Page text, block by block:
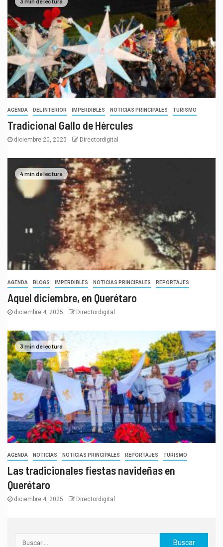
AGENDA DEL INTERIOR IMPERDIBLES NOTICIAS PRINCIPALES TURISMO
Tradicional Gallo de Hércules
diciembre 20, 2025 Directordigital
4 min de lectura
AGENDA BLOGS IMPERDIBLES NOTICIAS PRINCIPALES REPORTAJES
Aquel diciembre, en Querétaro
diciembre 4, 2025 Directordigital
3 min de lectura
AGENDA NOTICIAS NOTICIAS PRINCIPALES REPORTAJES TURISMO
Las tradicionales fiestas navideñas en
Querétaro
diciembre 4, 2025 Directordigital